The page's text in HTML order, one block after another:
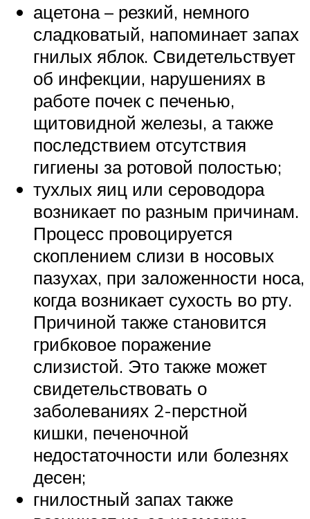
ацетона – резкий, немного
сладковатый, напоминает запах
гнилых яблок. Свидетельствует
об инфекции, нарушениях в
работе почек с печенью,
щитовидной железы, а также
последствием отсутствия
гигиены за ротовой полостью;
тухлых яиц или сероводора
возникает по разным причинам.
Процесс провоцируется
скоплением слизи в носовых
пазухах, при заложенности носа,
когда возникает сухость во рту.
Причиной также становится
грибковое поражение
слизистой. Это также может
свидетельствовать о
заболеваниях 2-перстной
кишки, печеночной
недостаточности или болезнях
десен;
гнилостный запах также